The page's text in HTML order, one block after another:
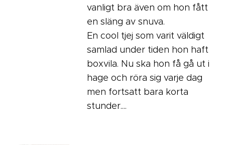
vanligt bra även om hon fått
en släng av snuva.
En cool tjej som varit väldigt
samlad under tiden hon haft
boxvila. Nu ska hon få gå ut i
hage och röra sig varje dag
men fortsatt bara korta
stunder....